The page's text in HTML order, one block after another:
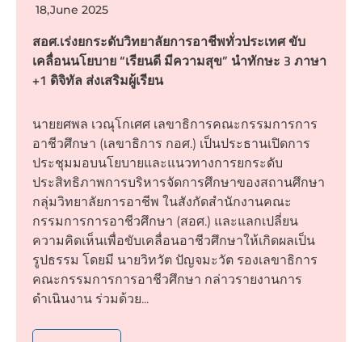
18,June 2025
สอศ.เร่งยกระดับวิทยาลัยการอาชีพทั่วประเทศ ขับ
เคลื่อนนโยบาย “เรียนดี มีความสุข” นำทักษะ 3 ภาษา
+1 ดิจิทัล ส่งเสริมผู้เรียน
นายยศพล เวณุโกเศศ เลขาธิการคณะกรรมการการ
อาชีวศึกษา (เลขาธิการ กอศ.) เป็นประธานเปิดการ
ประชุมมอบนโยบายและแนวทางการยกระดับ
ประสิทธิภาพการบริหารจัดการศึกษาของสถานศึกษา
กลุ่มวิทยาลัยการอาชีพ ในสังกัดสำนักงานคณะ
กรรมการการอาชีวศึกษา (สอศ.) และแลกเปลี่ยน
ความคิดเห็นเพื่อขับเคลื่อนอาชีวศึกษาให้เกิดผลเป็น
รูปธรรม โดยมี นายวิทวัต ปัญจมะวัต รองเลขาธิการ
คณะกรรมการการอาชีวศึกษา กล่าวรายงานการ
ดำเนินงาน ร่วมด้วย...